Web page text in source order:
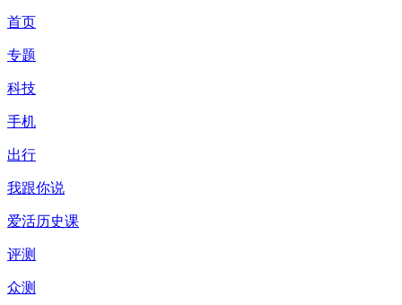
首页
专题
科技
手机
出行
我跟你说
爱活历史课
评测
众测